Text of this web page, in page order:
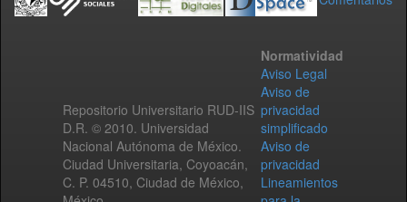
Repositorio Universitario RUD-IIS
D.R. © 2010. Universidad
Nacional Autónoma de México.
Ciudad Universitaria, Coyoacán,
C. P. 04510, Ciudad de México,
Normatividad
Aviso Legal
Aviso de
privacidad
simplificado
Aviso de
privacidad
Lineamientos